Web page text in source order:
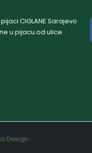
pijaci CIGLANE Sarajevo
u pijacu od ulice
Design